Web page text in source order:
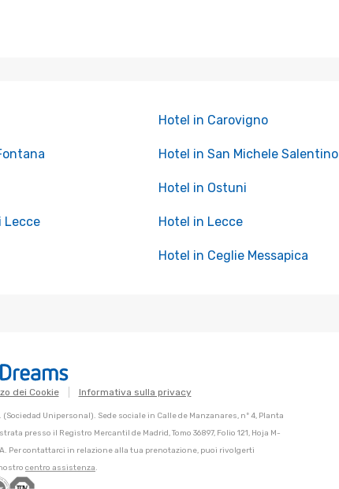
Hotel in Carovigno
Hotel in San Michele Salentino
Hotel in Ostuni
Lecce Hotel in Lecce
Hotel in Ceglie Messapica
dei Cookie Informativa sulla privacy
Unipersonal). Sede sociale in Calle de Manzanares, nº 4, Planta
presso il Registro Mercantil de Madrid, Tomo 36897, Folio 121, Hoja M-
Per contattarci in relazione alla tua prenotazione, puoi rivolgerti
centro assistenza.